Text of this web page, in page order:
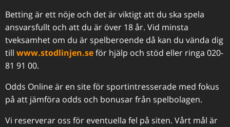
Betting är ett nöje och det är viktigt att du ska spela
ansvarsfullt och att du är över 18 år. Vid minsta
tveksamhet om du är spelberoende då kan du vända dig
till www.stodlinjen.seför hjälp och stöd eller ringa 020-
81 91 00.
Odds Online är en site för sportintresserade med fokus
på att jämföra odds och bonusar från spelbolagen.
Vi reserverar oss för eventuella fel på siten. Vårt mål är